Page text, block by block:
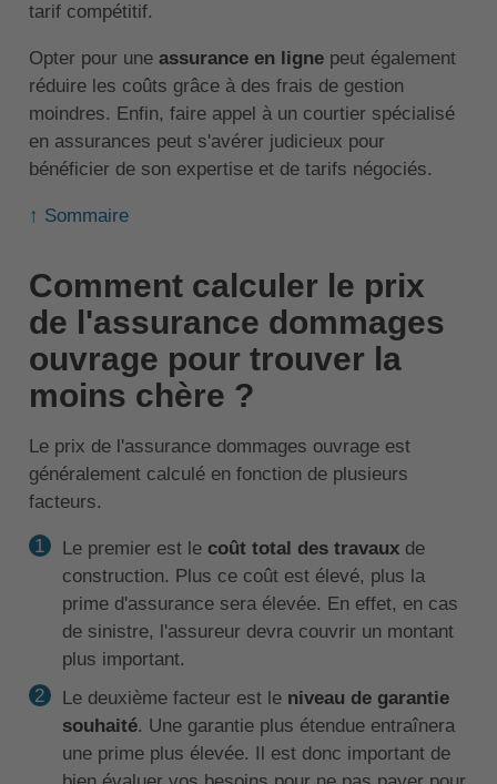
tarif compétitif.
Opter pour une assurance en lignepeut également
réduire les coûts grâce à des frais de gestion
moindres. Enfin, faire appel à un courtier spécialisé
en assurances peut s'avérer judicieux pour
bénéficier de son expertise et de tarifs négociés.
↑ Sommaire
Comment calculer le prix
de l'assurance dommages
ouvrage pour trouver la
moins chère ?
Le prix de l'assurance dommages ouvrage est
généralement calculé en fonction de plusieurs
facteurs.
Le premier est le coût total des travauxde
construction. Plus ce coût est élevé, plus la
prime d'assurance sera élevée. En effet, en cas
de sinistre, l'assureur devra couvrir un montant
plus important.
Le deuxième facteur est le niveau de garantie
souhaité. Une garantie plus étendue entraînera
une prime plus élevée. Il est donc important de